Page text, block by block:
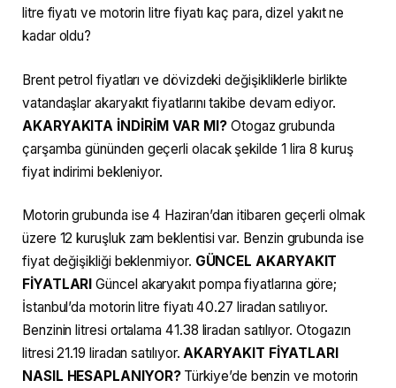
litre fiyatı ve motorin litre fiyatı kaç para, dizel yakıt ne
kadar oldu?
Brent petrol fiyatları ve dövizdeki değişikliklerle birlikte
vatandaşlar akaryakıt fiyatlarını takibe devam ediyor.
AKARYAKITA İNDİRİM VAR MI? Otogaz grubunda
çarşamba gününden geçerli olacak şekilde 1 lira 8 kuruş
fiyat indirimi bekleniyor.
Motorin grubunda ise 4 Haziran’dan itibaren geçerli olmak
üzere 12 kuruşluk zam beklentisi var. Benzin grubunda ise
fiyat değişikliği beklenmiyor. GÜNCEL AKARYAKIT
FİYATLARI Güncel akaryakıt pompa fiyatlarına göre;
İstanbul’da motorin litre fiyatı 40.27 liradan satılıyor.
Benzinin litresi ortalama 41.38 liradan satılıyor. Otogazın
litresi 21.19 liradan satılıyor.AKARYAKIT FİYATLARI
NASIL HESAPLANIYOR?Türkiye’de benzin ve motorin